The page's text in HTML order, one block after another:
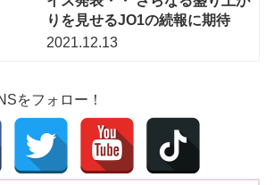
りを見せるJO1の続報に期待
2021.12.13
をフォロー！